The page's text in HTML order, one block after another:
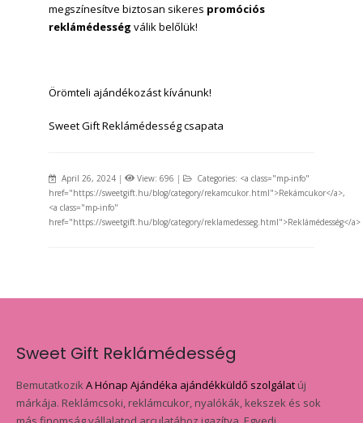
megszínesítve biztosan sikeres promóciós
reklámédesség válik belőlük!
Örömteli ajándékozást kívánunk!
Sweet Gift Reklámédesség csapata
April 26, 2024 | View: 696 |
Categories: <a class="mp-info"
href="https://sweetgift.hu/blog/category/rekamcukor.html">Rekámcukor</a>,
<a class="mp-info"
href="https://sweetgift.hu/blog/category/reklamedesseg.html">Reklámédesség</a>
Sweet Gift Reklámédesség
BemutatkozikA Hónap Ajándéka ajándékküldő szolgálat új
márkája. Reklámcsoki, reklámcukor, nyalókák, kekszek és sok